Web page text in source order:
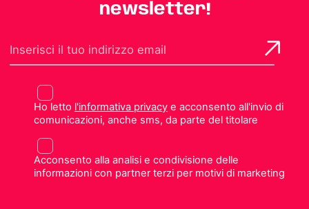
newsletter!
Ho letto l'informativa privacye acconsento all'invio di
comunicazioni, anche sms, da parte del titolare
Acconsento alla analisi e condivisione delle
informazioni con partner terzi per motivi di marketing